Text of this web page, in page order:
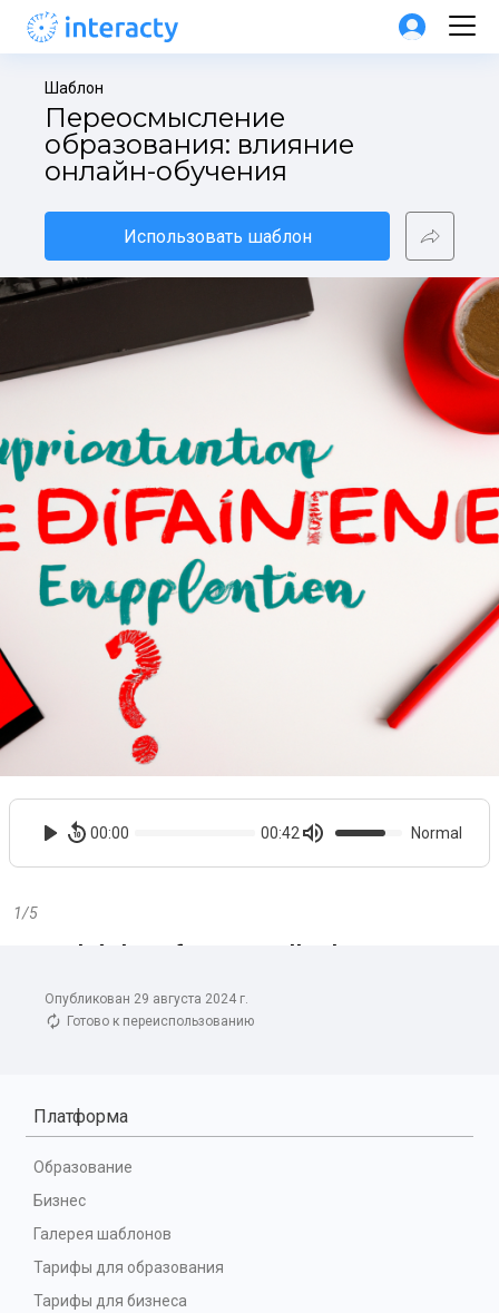
Опубликован 29 августа 2024 г.
Готово к переиспользованию
Шаблон
Переосмысление
образования: влияние
онлайн-обучения
Использовать шаблон
Платформа
Образование
Бизнес
Галерея шаблонов
Тарифы для образования
Тарифы для бизнеса